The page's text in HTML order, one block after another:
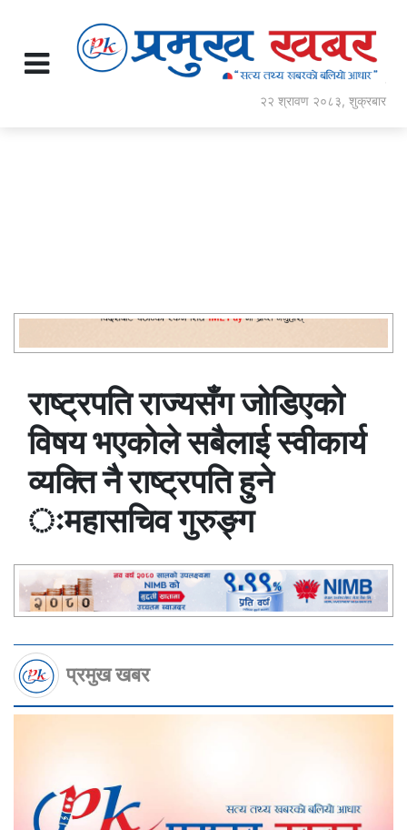
२२ श्रावण २०८३, शुक्रबार
राष्ट्रपति राज्यसँग जोडिएको
विषय भएकोले सबैलाई स्वीकार्य
व्यक्ति नै राष्ट्रपति हुने
ःमहासचिव गुरुङ्ग
प्रमुख खबर